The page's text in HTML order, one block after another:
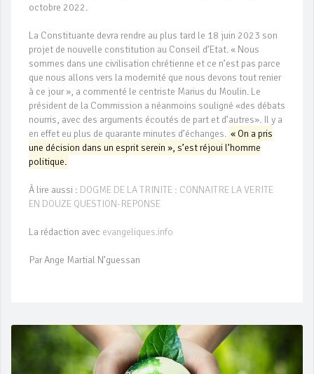
octobre 2022.
La Constituante devra rendre au plus tard le 18 juin 2023 son
projet de nouvelle constitution au Conseil d’Etat. « Nous
sommes dans une civilisation chrétienne et ce n’est pas parce
que nous allons vers la modernité que nous devons tout renier
à ce jour », a commenté le centriste Marius du Moulin. Le
président de la Commission a néanmoins souligné «des débats
nourris, avec des arguments écoutés de part et d’autres». Il y a
en effet eu plus de quarante minutes d’échanges. « On a pris
une décision dans un esprit serein », s’est réjoui l’homme
politique.
À lire aussi : DOGME DE LA TRINITE : CONNAITRE LA VERITE
EN DOUZE QUESTION-REPONSE
La rédaction avec evangeliques.info
Par Ange Martial N’guessan